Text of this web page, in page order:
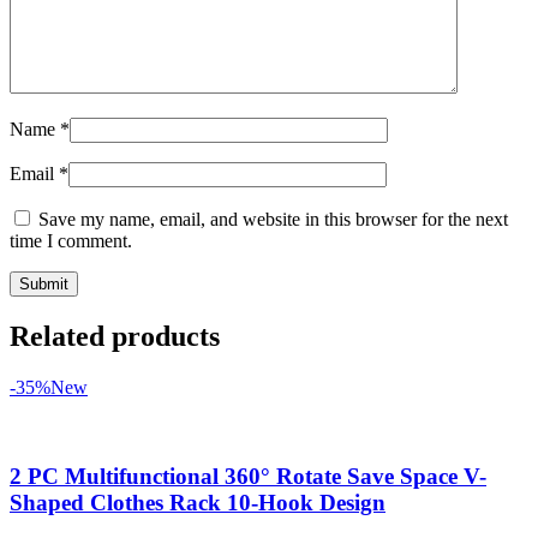
Name *
Email *
Save my name, email, and website in this browser for the next
time I comment.
Related products
-35%New
2 PC Multifunctional 360° Rotate Save Space V-
Shaped Clothes Rack 10-Hook Design